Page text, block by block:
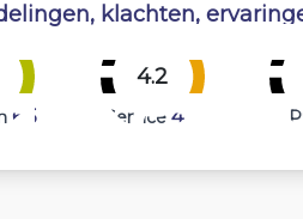
klachten,
6.5
4.2
Service 4.2